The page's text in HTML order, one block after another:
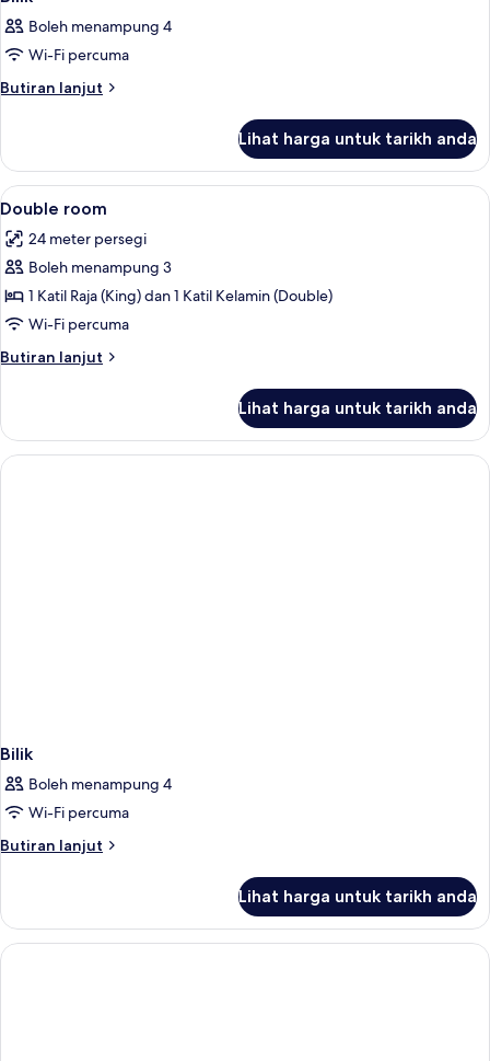
Boleh menampung 4
Wi-Fi percuma
Butiran lanjut
Butiran
Lihat harga untuk tarikh anda
Lihat
semua
foto
untuk
Double
room
Bar mini, peti besi dalam bilik, meja,
4
Double room
24 meter persegi
Boleh menampung 3
1 Katil Raja (King) dan 1 Katil Kelamin (Double)
Wi-Fi percuma
Butiran lanjut
Butiran
room
Lihat harga untuk tarikh anda
Bilik
Boleh menampung 4
Wi-Fi percuma
Butiran lanjut
Butiran
Lihat harga untuk tarikh anda